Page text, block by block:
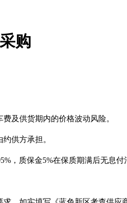
购
及供货期内的价格波动风险。
供方承担。
，质保金5%在保质期满后无息付